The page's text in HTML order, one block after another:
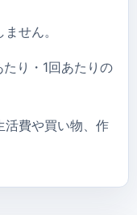
せん。
り・1回あたりの
活費や買い物、作